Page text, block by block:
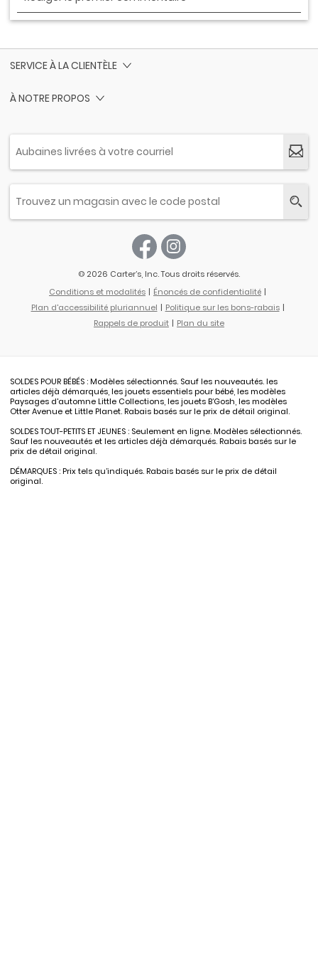
SERVICE À LA CLIENTÈLE
À NOTRE PROPOS
© 2026 Carter’s, Inc. Tous droits réservés.
Conditions et modalités
Énoncés de confidentialité
Plan d'accessibilité pluriannuel
Politique sur les bons-rabais
Rappels de produit
Plan du site
SOLDES POUR BÉBÉS : Modèles sélectionnés. Sauf les nouveautés. les
articles déjà démarqués, les jouets essentiels pour bébé, les modèles
Paysages d'automne Little Collections, les jouets B’Gosh, les modèles
Otter Avenue et Little Planet. Rabais basés sur le prix de détail original.
SOLDES TOUT-PETITS ET JEUNES : Seulement en ligne. Modèles sélectionnés.
Sauf les nouveautés et les articles déjà démarqués. Rabais basés sur le
prix de détail original.
DÉMARQUES : Prix tels qu’indiqués. Rabais basés sur le prix de détail
original.